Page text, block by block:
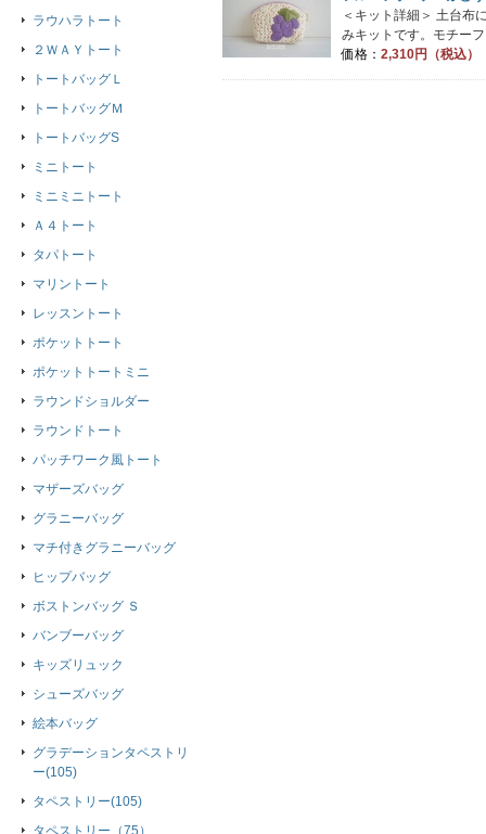
＜キット詳細＞ 土台布
みキットです。モチー
価格： 2,310円（税込）
ラウハラトート
２ＷＡＹトート
トートバッグＬ
トートバッグＭ
トートバッグS
ミニトート
ミニミニトート
Ａ４トート
タパトート
マリントート
レッスントート
ポケットトート
ポケットトートミニ
ラウンドショルダー
ラウンドトート
パッチワーク風トート
マザーズバッグ
グラニーバッグ
マチ付きグラニーバッグ
ヒップバッグ
ボストンバッグ Ｓ
バンブーバッグ
キッズリュック
シューズバッグ
絵本バッグ
グラデーションタペストリ
ー(105)
タペストリー(105)